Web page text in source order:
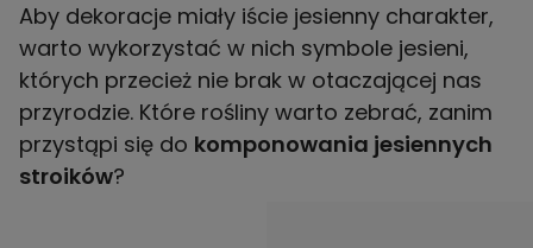
Aby dekoracje miały iście jesienny charakter,
warto wykorzystać w nich symbole jesieni,
których przecież nie brak w otaczającej nas
przyrodzie. Które rośliny warto zebrać, zanim
przystąpi się do komponowania jesiennych
stroików?